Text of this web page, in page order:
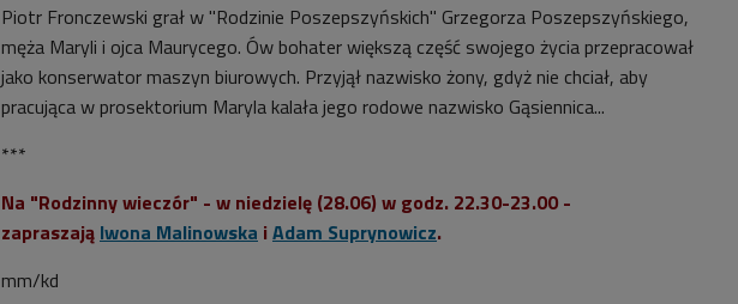
Piotr Fronczewski grał w "Rodzinie Poszepszyńskich" Grzegorza Poszepszyńskiego,
męża Maryli i ojca Maurycego. Ów bohater większą część swojego życia przepracował
jako konserwator maszyn biurowych. Przyjął nazwisko żony, gdyż nie chciał, aby
pracująca w prosektorium Maryla kalała jego rodowe nazwisko Gąsiennica...
***
Na "Rodzinny wieczór" - w niedzielę (28.06) w godz. 22.30-23.00 -
zapraszają Iwona Malinowska i Adam Suprynowicz.
mm/kd